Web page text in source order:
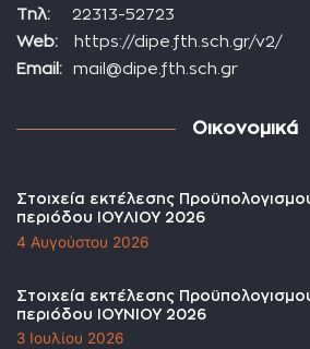
Τηλ: 22313-52723
Web: https://dipe.fth.sch.gr/v2/
Email: mail@dipe.fth.sch.gr
Οικονομικά
Στοιχεία εκτέλεσης
περιόδου ΙΟΥΛΙΟΥ 2026
4 Αυγούστου 2026
Στοιχεία εκτέλεσης
περιόδου ΙΟΥΝΙΟΥ 2026
3 Ιουλίου 2026